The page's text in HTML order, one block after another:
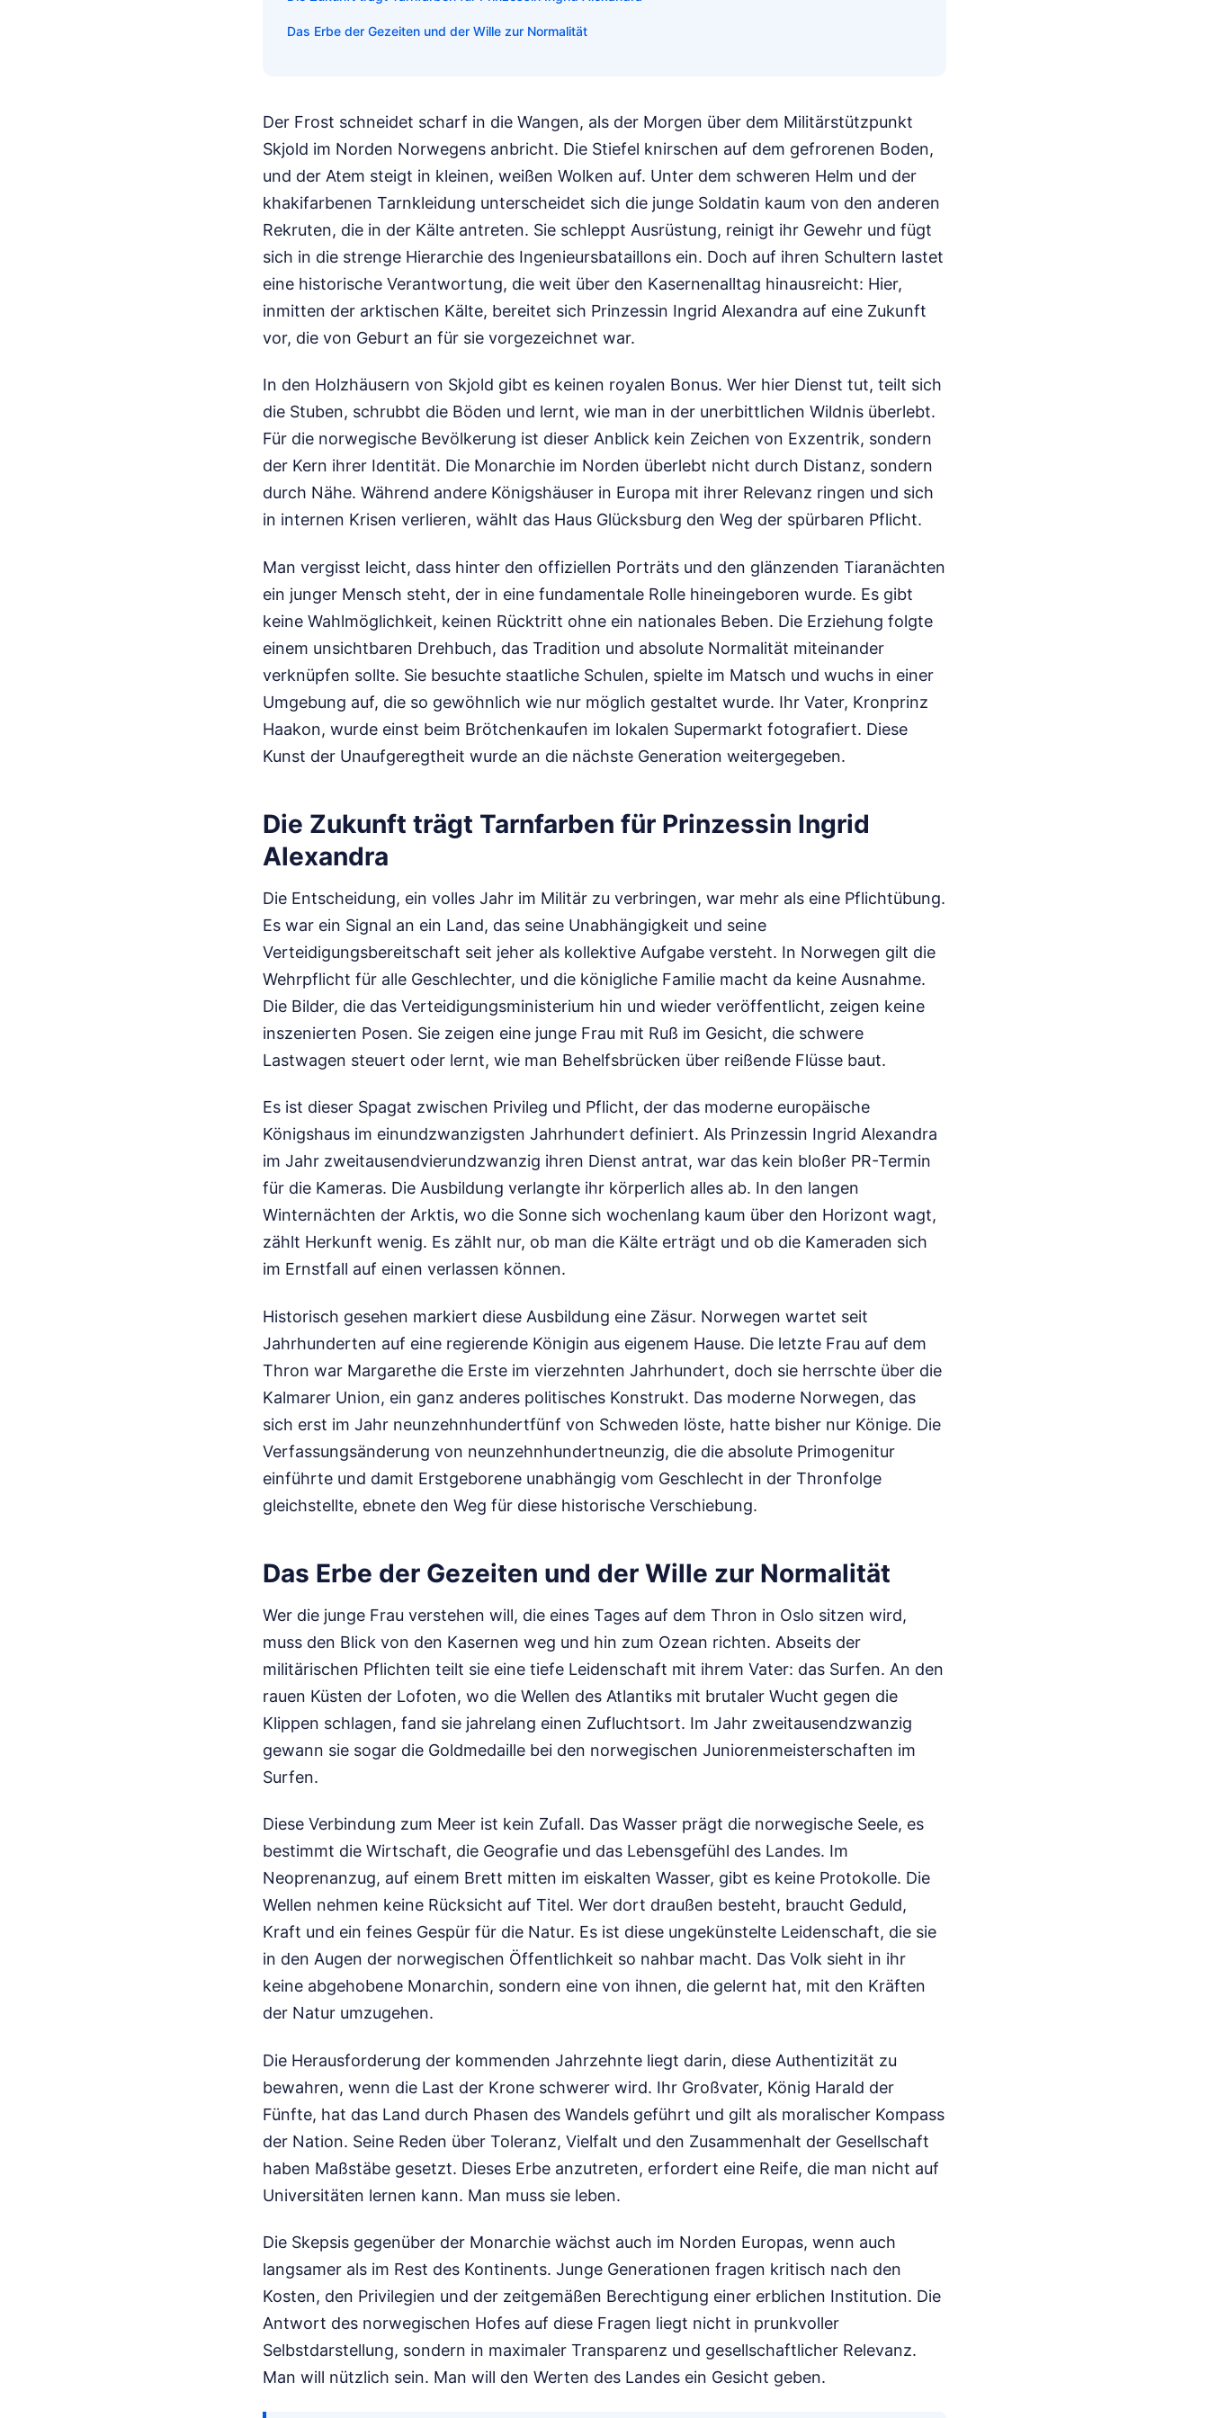
Das Erbe der Gezeiten und der Wille zur Normalität
Der Frost schneidet scharf in die Wangen, als der Morgen über dem Militärstützpunkt
Skjold im Norden Norwegens anbricht. Die Stiefel knirschen auf dem gefrorenen Boden,
und der Atem steigt in kleinen, weißen Wolken auf. Unter dem schweren Helm und der
khakifarbenen Tarnkleidung unterscheidet sich die junge Soldatin kaum von den anderen
Rekruten, die in der Kälte antreten. Sie schleppt Ausrüstung, reinigt ihr Gewehr und fügt
sich in die strenge Hierarchie des Ingenieursbataillons ein. Doch auf ihren Schultern lastet
eine historische Verantwortung, die weit über den Kasernenalltag hinausreicht: Hier,
inmitten der arktischen Kälte, bereitet sich Prinzessin Ingrid Alexandra auf eine Zukunft
vor, die von Geburt an für sie vorgezeichnet war.
In den Holzhäusern von Skjold gibt es keinen royalen Bonus. Wer hier Dienst tut, teilt sich
die Stuben, schrubbt die Böden und lernt, wie man in der unerbittlichen Wildnis überlebt.
Für die norwegische Bevölkerung ist dieser Anblick kein Zeichen von Exzentrik, sondern
der Kern ihrer Identität. Die Monarchie im Norden überlebt nicht durch Distanz, sondern
durch Nähe. Während andere Königshäuser in Europa mit ihrer Relevanz ringen und sich
in internen Krisen verlieren, wählt das Haus Glücksburg den Weg der spürbaren Pflicht.
Man vergisst leicht, dass hinter den offiziellen Porträts und den glänzenden Tiaranächten
ein junger Mensch steht, der in eine fundamentale Rolle hineingeboren wurde. Es gibt
keine Wahlmöglichkeit, keinen Rücktritt ohne ein nationales Beben. Die Erziehung folgte
einem unsichtbaren Drehbuch, das Tradition und absolute Normalität miteinander
verknüpfen sollte. Sie besuchte staatliche Schulen, spielte im Matsch und wuchs in einer
Umgebung auf, die so gewöhnlich wie nur möglich gestaltet wurde. Ihr Vater, Kronprinz
Haakon, wurde einst beim Brötchenkaufen im lokalen Supermarkt fotografiert. Diese
Kunst der Unaufgeregtheit wurde an die nächste Generation weitergegeben.
Die Zukunft trägt Tarnfarben für Prinzessin Ingrid
Alexandra
Die Entscheidung, ein volles Jahr im Militär zu verbringen, war mehr als eine Pflichtübung.
Es war ein Signal an ein Land, das seine Unabhängigkeit und seine
Verteidigungsbereitschaft seit jeher als kollektive Aufgabe versteht. In Norwegen gilt die
Wehrpflicht für alle Geschlechter, und die königliche Familie macht da keine Ausnahme.
Die Bilder, die das Verteidigungsministerium hin und wieder veröffentlicht, zeigen keine
inszenierten Posen. Sie zeigen eine junge Frau mit Ruß im Gesicht, die schwere
Lastwagen steuert oder lernt, wie man Behelfsbrücken über reißende Flüsse baut.
Es ist dieser Spagat zwischen Privileg und Pflicht, der das moderne europäische
Königshaus im einundzwanzigsten Jahrhundert definiert. Als Prinzessin Ingrid Alexandra
im Jahr zweitausendvierundzwanzig ihren Dienst antrat, war das kein bloßer PR-Termin
für die Kameras. Die Ausbildung verlangte ihr körperlich alles ab. In den langen
Winternächten der Arktis, wo die Sonne sich wochenlang kaum über den Horizont wagt,
zählt Herkunft wenig. Es zählt nur, ob man die Kälte erträgt und ob die Kameraden sich
im Ernstfall auf einen verlassen können.
Historisch gesehen markiert diese Ausbildung eine Zäsur. Norwegen wartet seit
Jahrhunderten auf eine regierende Königin aus eigenem Hause. Die letzte Frau auf dem
Thron war Margarethe die Erste im vierzehnten Jahrhundert, doch sie herrschte über die
Kalmarer Union, ein ganz anderes politisches Konstrukt. Das moderne Norwegen, das
sich erst im Jahr neunzehnhundertfünf von Schweden löste, hatte bisher nur Könige. Die
Verfassungsänderung von neunzehnhundertneunzig, die die absolute Primogenitur
einführte und damit Erstgeborene unabhängig vom Geschlecht in der Thronfolge
gleichstellte, ebnete den Weg für diese historische Verschiebung.
Das Erbe der Gezeiten und der Wille zur Normalität
Wer die junge Frau verstehen will, die eines Tages auf dem Thron in Oslo sitzen wird,
muss den Blick von den Kasernen weg und hin zum Ozean richten. Abseits der
militärischen Pflichten teilt sie eine tiefe Leidenschaft mit ihrem Vater: das Surfen. An den
rauen Küsten der Lofoten, wo die Wellen des Atlantiks mit brutaler Wucht gegen die
Klippen schlagen, fand sie jahrelang einen Zufluchtsort. Im Jahr zweitausendzwanzig
gewann sie sogar die Goldmedaille bei den norwegischen Juniorenmeisterschaften im
Surfen.
Diese Verbindung zum Meer ist kein Zufall. Das Wasser prägt die norwegische Seele, es
bestimmt die Wirtschaft, die Geografie und das Lebensgefühl des Landes. Im
Neoprenanzug, auf einem Brett mitten im eiskalten Wasser, gibt es keine Protokolle. Die
Wellen nehmen keine Rücksicht auf Titel. Wer dort draußen besteht, braucht Geduld,
Kraft und ein feines Gespür für die Natur. Es ist diese ungekünstelte Leidenschaft, die sie
in den Augen der norwegischen Öffentlichkeit so nahbar macht. Das Volk sieht in ihr
keine abgehobene Monarchin, sondern eine von ihnen, die gelernt hat, mit den Kräften
der Natur umzugehen.
Die Herausforderung der kommenden Jahrzehnte liegt darin, diese Authentizität zu
bewahren, wenn die Last der Krone schwerer wird. Ihr Großvater, König Harald der
Fünfte, hat das Land durch Phasen des Wandels geführt und gilt als moralischer Kompass
der Nation. Seine Reden über Toleranz, Vielfalt und den Zusammenhalt der Gesellschaft
haben Maßstäbe gesetzt. Dieses Erbe anzutreten, erfordert eine Reife, die man nicht auf
Universitäten lernen kann. Man muss sie leben.
Die Skepsis gegenüber der Monarchie wächst auch im Norden Europas, wenn auch
langsamer als im Rest des Kontinents. Junge Generationen fragen kritisch nach den
Kosten, den Privilegien und der zeitgemäßen Berechtigung einer erblichen Institution. Die
Antwort des norwegischen Hofes auf diese Fragen liegt nicht in prunkvoller
Selbstdarstellung, sondern in maximaler Transparenz und gesellschaftlicher Relevanz.
Man will nützlich sein. Man will den Werten des Landes ein Gesicht geben.